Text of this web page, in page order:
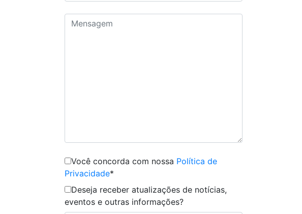
Você concorda com nossa Política de
Privacidade*
Deseja receber atualizações de notícias,
eventos e outras informações?